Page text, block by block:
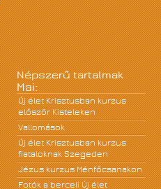
Népszerű tartalmak
Mai:
Új élet Krisztusban kurzus
először Kisteleken
Vallomások
Új élet Krisztusban kurzus
fiataloknak Szegeden
Jézus kurzus Ménfőcsanakon
Fotók a berceli Új élet